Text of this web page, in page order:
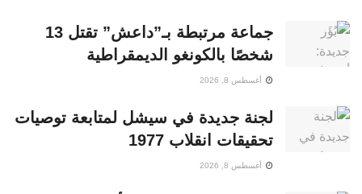
جماعة مرتبطة بـ”داعش” تقتل 13
شخصًا بالكونغو الديمقراطية
أغسطس 8, 2026
لجنة جديدة في سيشل لمتابعة توصيات
تحقيقات انقلاب 1977
أغسطس 8, 2026